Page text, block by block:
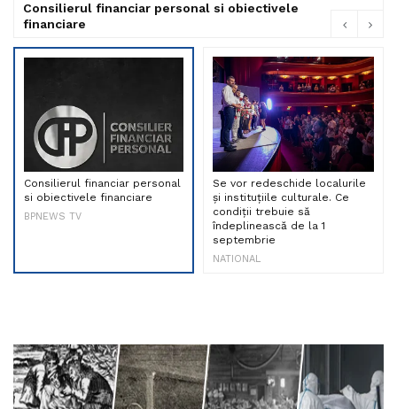
Consilierul financiar personal si obiectivele
financiare
Consilierul financiar personal
si obiectivele financiare
BPNEWS TV
Se vor redeschide localurile
și instituțiile culturale. Ce
condiții trebuie să
îndeplinească de la 1
septembrie
NATIONAL